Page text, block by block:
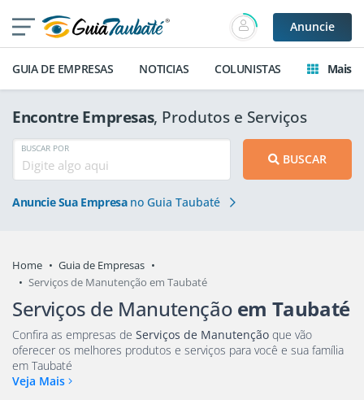
Anuncie
GUIA DE EMPRESAS NOTICIAS COLUNISTAS Mais
Encontre Empresas, Produtos e Serviços
BUSCAR POR
BUSCAR
Anuncie Sua Empresano Guia Taubaté
Home
Guia de Empresas
Serviços de Manutenção em Taubaté
Serviços de Manutenção em Taubaté
Confira as empresas de Serviços de Manutenção que vão
oferecer os melhores produtos e serviços para você e sua família
em Taubaté
Veja Mais